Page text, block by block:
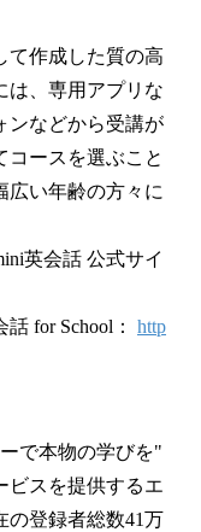
て作成した質の高
は、専用アプリな
ンなどから受講が
コースを選ぶこと
広い年齢の方々に
英会話 公式サイ
for School： http
で本物の学びを"
ビスを提供するエ
の登録者総数41万